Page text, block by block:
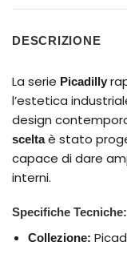
DESCRIZIONE
La serie Picadilly
l’estetica
design
sceltaè stato
capace di dare
interni.
Specifiche Tecniche:
Collezione: